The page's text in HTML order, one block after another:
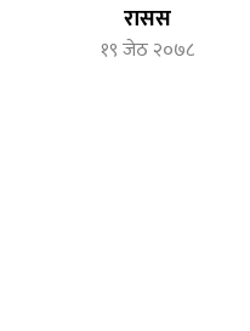
रासस
१९ जेठ २०७८